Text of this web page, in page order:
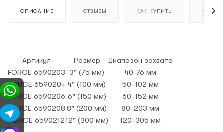
ОПИСАНИЕ ОТЗЫВЫ КАК КУПИТЬ ОПЛАТА
Артикул Размер
Диапазон захвата
FORCE 6590203 3" (75 мм)
40-76 мм
FORCE 6590204 4" (100 мм)
50-102 мм
FORCE 6590206 6" (150 мм)
60-152 мм
FORCE 6590208 8" (200 мм)
80-203 мм
FORCE 659021212" (300 мм) 120-305 мм